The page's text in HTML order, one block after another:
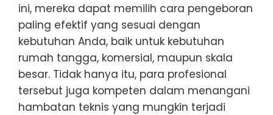
ini, mereka dapat memilih cara pengeboran
paling efektif yang sesuai dengan
kebutuhan Anda, baik untuk kebutuhan
rumah tangga, komersial, maupun skala
besar. Tidak hanya itu, para profesional
tersebut juga kompeten dalam menangani
hambatan teknis yang mungkin terjadi